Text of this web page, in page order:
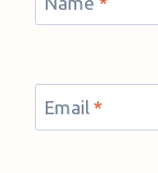
Email *